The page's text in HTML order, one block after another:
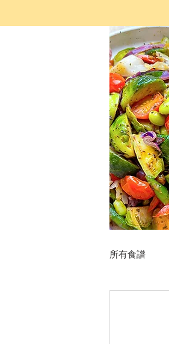
所有食譜